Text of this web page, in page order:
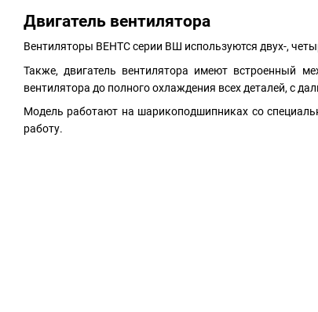
Двигатель вентилятора
Вентиляторы ВЕНТС серии ВШ используются двух-,
Также, двигатель вентилятора имеют встроенный
вентилятора до полного охлаждения всех деталей, с
Модель работают на шарикоподшипниках со
работу.